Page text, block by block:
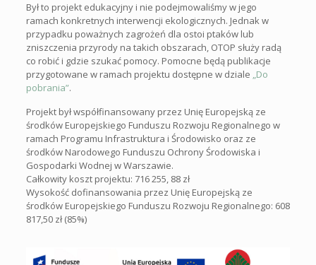
Był to projekt edukacyjny i nie podejmowaliśmy w jego
ramach konkretnych interwencji ekologicznych. Jednak w
przypadku poważnych zagrożeń dla ostoi ptaków lub
zniszczenia przyrody na takich obszarach, OTOP służy radą
co robić i gdzie szukać pomocy. Pomocne będą publikacje
przygotowane w ramach projektu dostępne w dziale „Do
pobrania”.
Projekt był współfinansowany przez Unię Europejską ze
środków Europejskiego Funduszu Rozwoju Regionalnego w
ramach Programu Infrastruktura i Środowisko oraz ze
środków Narodowego Funduszu Ochrony Środowiska i
Gospodarki Wodnej w Warszawie.
Całkowity koszt projektu: 716 255, 88 zł
Wysokość dofinansowania przez Unię Europejską ze
środków Europejskiego Funduszu Rozwoju Regionalnego: 608
817,50 zł (85%)